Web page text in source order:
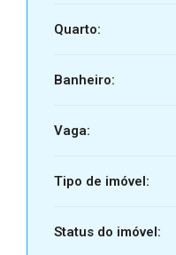
Quarto:
Banheiro:
Vaga:
Tipo de imóvel:
Status do imóvel: